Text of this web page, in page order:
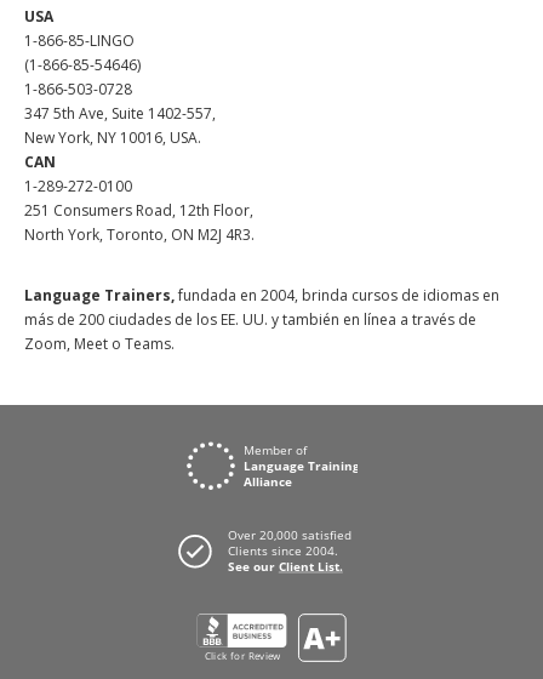
USA
1-866-85-LINGO
(1-866-85-54646)
1-866-503-0728
347 5th Ave, Suite 1402-557,
New York, NY 10016, USA.
CAN
1-289-272-0100
251 Consumers Road, 12th Floor,
North York, Toronto, ON M2J 4R3.
Language Trainers,fundada en 2004, brinda cursos de idiomas en
más de 200 ciudades de los EE. UU. y también en línea a través de
Zoom, Meet o Teams.